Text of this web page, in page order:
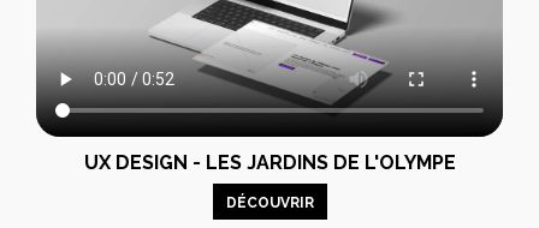
UX DESIGN - LES JARDINS DE L'OLYMPE
DÉCOUVRIR